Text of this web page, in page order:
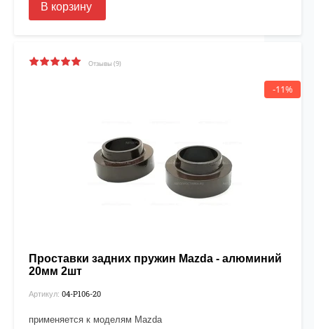
В корзину
Отзывы (9)
-11%
Проставки задних пружин Mazda - алюминий
20мм 2шт
Артикул: 04-P106-20
применяется к моделям Mazda